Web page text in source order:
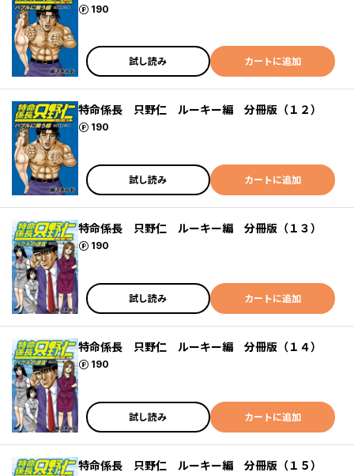
190
ポイント
試し読み カートに追加
特命係長 只野仁 ルーキー編 分冊版（１２）
190
ポイント
試し読み カートに追加
特命係長 只野仁 ルーキー編 分冊版（１３）
190
ポイント
試し読み カートに追加
特命係長 只野仁 ルーキー編 分冊版（１４）
190
ポイント
試し読み カートに追加
特命係長 只野仁 ルーキー編 分冊版（１５）